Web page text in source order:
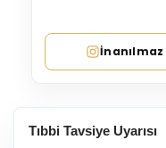
İnanılmaz
Tıbbi Tavsiye Uyarısı